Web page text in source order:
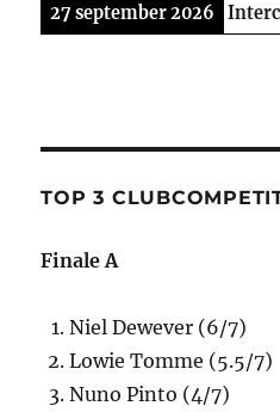
27 september 2026
TOP 3
Finale A
Niel Dewever (6/7)
Lowie Tomme (5.5/7)
Nuno Pinto (4/7)